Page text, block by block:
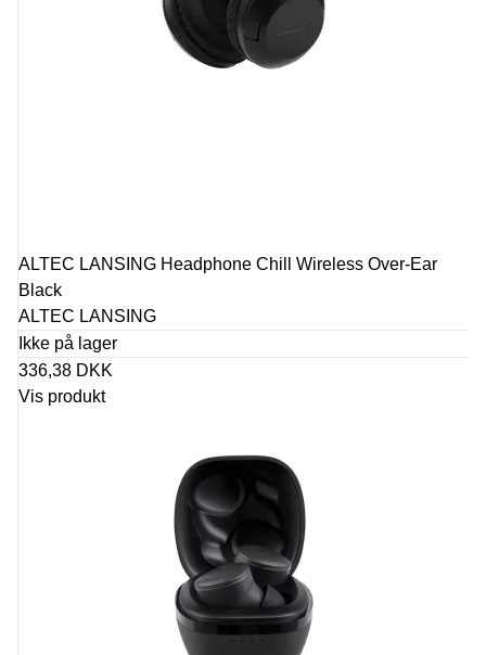
ALTEC LANSING Headphone Chill Wireless Over-Ear
Black
ALTEC LANSING
Ikke på lager
336,38 DKK
Vis produkt